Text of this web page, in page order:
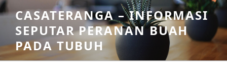
Skip
to
content
CASATERANGA – INFORMASI
SEPUTAR PERANAN BUAH
PADA TUBUH